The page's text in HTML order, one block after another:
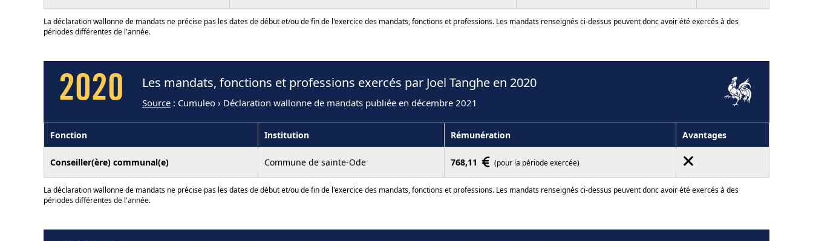
La déclaration wallonne de mandats ne précise pas les dates de début et/ou de fin de l'exercice des mandats, fonctions et professions. Les mandats renseignés ci-dessus peuvent donc avoir été exercés à des
périodes différentes de l'année.
2020 Les mandats, fonctions et professions exercés par Joel Tanghe en 2020
Source : Cumuleo › Déclaration wallonne de mandats publiée en décembre 2021
Fonction Institution Rémunération Avantages
Conseiller(ère) communal(e) Commune de sainte-Ode 768,11 (pour la période exercée)
La déclaration wallonne de mandats ne précise pas les dates de début et/ou de fin de l'exercice des mandats, fonctions et professions. Les mandats renseignés ci-dessus peuvent donc avoir été exercés à des
périodes différentes de l'année.